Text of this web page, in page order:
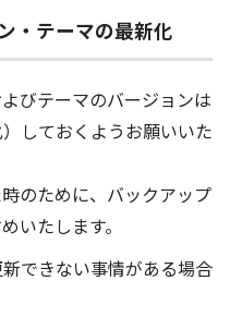
・テーマの最新化
びテーマのバージョンは
しておくようお願いいた
のために、バックアップ
いたします。
できない事情がある場合